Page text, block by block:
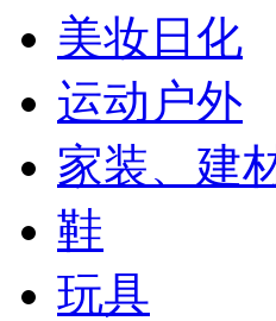
美妆日化
运动户外
家装、建
鞋
玩具